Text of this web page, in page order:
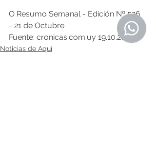
O Resumo Semanal - Edición Nº 526
- 21 de Octubre
Fuente: cronicas.com.uy 19.10.2022
Noticias de Aquí